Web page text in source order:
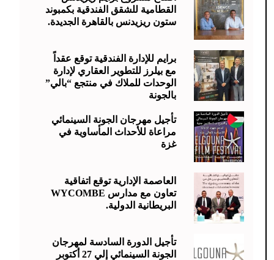
القطامية للشقق الفندقية بكمبوند
ستون ريزيدنس بالقاهرة الجديدة.
برايم للإدارة الفندقية توقع عقداً
مع بيلرز للتطوير العقاري لإدارة
الوحدات للملاك في منتجع “بالي”
بالجونة
تأجيل مهرجان الجونة السينمائي
مراعاة للأحداث المأساوية في
غزة
العاصمة الإدارية توقع اتفاقية
تعاون مع مدارس WYCOMBE
البريطانية الدولية.
تأجيل الدورة السادسة لمهرجان
الجونة السينمائي إلي 27 أكتوبر